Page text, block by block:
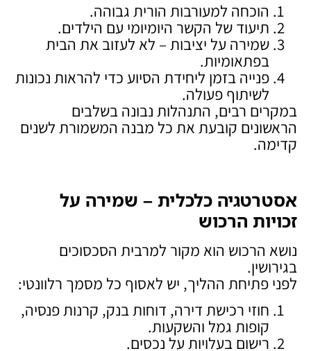
הוכחה למעורבות הורית גבוהה.
תיעוד של הקשר היומיומי עם הילדים.
שמירה על יציבות – לא לעזוב את הבית
בפתאומיות.
פנייה בזמן ליחידת הסיוע כדי להראות נכונות
לשיתוף פעולה.
במקרים רבים, התנהלות נבונה בשלבים
הראשונים קובעת את כל מבנה המשמורת לשנים
קדימה.
אסטרטגיה כלכלית – שמירה על
זכויות הרכוש
נושא הרכוש הוא מקור למרבית הסכסוכים
בגירושין.
לפני פתיחת ההליך, יש לאסוף כל מסמך רלוונטי:
חוזי רכישת דירה, דוחות בנק, קרנות פנסיה,
קופות גמל והשקעות.
רישום בעלויות על נכסים.